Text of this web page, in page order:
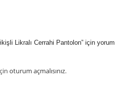
Likralı Cerrahi Pantolon” için yorum
oturum açmalısınız.